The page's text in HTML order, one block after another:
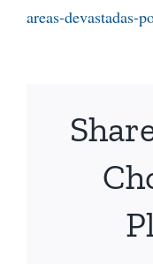
areas-devastadas-